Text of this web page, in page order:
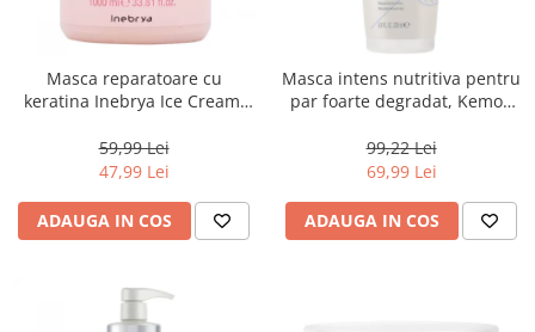
Masca reparatoare cu
keratina Inebrya Ice Cream,
59,99 Lei
47,99 Lei
ADAUGA IN COS
Masca intens nutritiva pentru
par foarte degradat, Kemon
ml
99,22 Lei
69,99 Lei
ADAUGA IN COS